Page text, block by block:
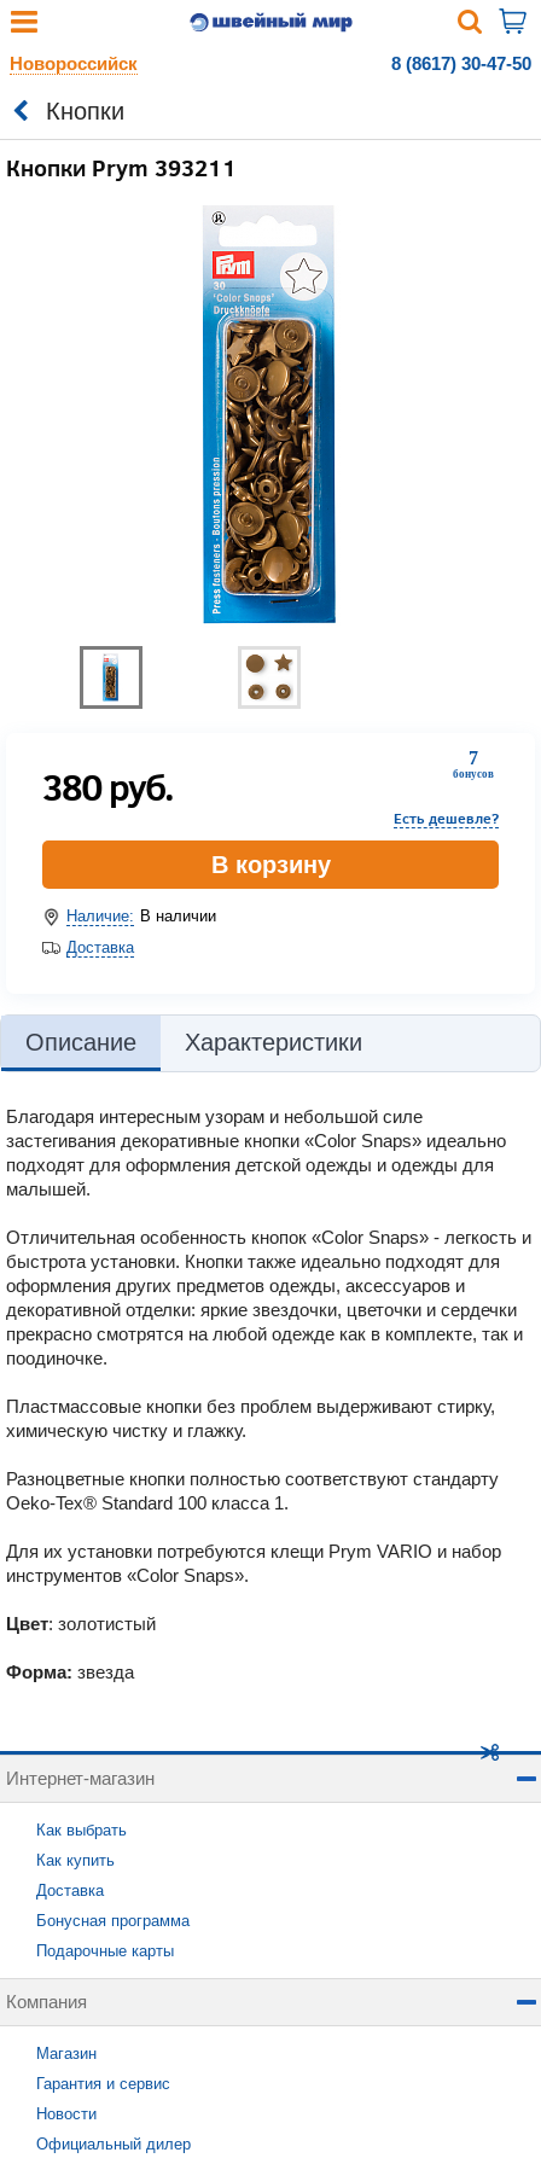
Новороссийск 8 (8617) 30-47-50
Кнопки
Кнопки Prym 393211
7
бонусов
380руб.
Есть дешевле?
В корзину
Наличие: В наличии
Доставка
Описание Характеристики
Благодаря интересным узорам и небольшой силе
застегивания декоративные кнопки «Color Snaps» идеально
подходят для оформления детской одежды и одежды для
малышей.
Отличительная особенность кнопок «Color Snaps» - легкость и
быстрота установки. Кнопки также идеально подходят для
оформления других предметов одежды, аксессуаров и
декоративной отделки: яркие звездочки, цветочки и сердечки
прекрасно смотрятся на любой одежде как в комплекте, так и
поодиночке.
Пластмассовые кнопки без проблем выдерживают стирку,
химическую чистку и глажку.
Разноцветные кнопки полностью соответствуют стандарту
Oeko-Tex® Standard 100 класса 1.
Для их установки потребуются клещи Prym VARIO и набор
инструментов «Color Snaps».
Цвет: золотистый
Форма: звезда
Интернет-магазин
Как выбрать
Как купить
Доставка
Бонусная программа
Подарочные карты
Компания
Магазин
Гарантия и сервис
Новости
Официальный дилер